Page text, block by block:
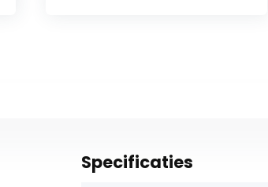
Specificaties